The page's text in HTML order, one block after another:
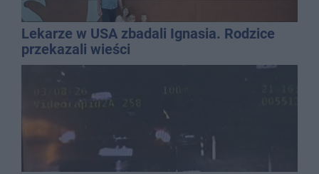
Lekarze w USA zbadali Ignasia. Rodzice
przekazali wieści